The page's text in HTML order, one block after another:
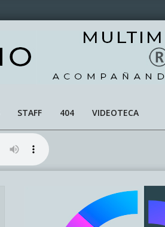
STAFF 404 VIDEOTECA